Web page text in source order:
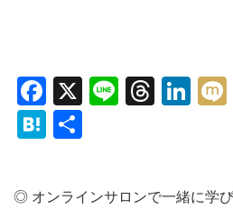
Facebook
X Line
Hatena
◎ オンラインサロンで一緒に学